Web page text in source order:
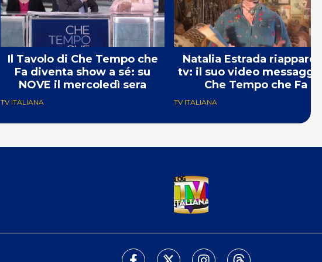
Il Tavolo di Che Tempo che
Fa diventa show a sé: su
NOVE il mercoledì sera
TV ITALIANA
Natalia Estrada riappare
tv: il suo video messaggio
Che Tempo che Fa
TV ITALIANA